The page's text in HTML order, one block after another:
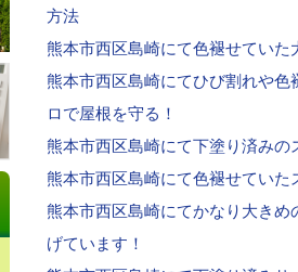
方法
熊本市西区島崎にて色褪せていた
熊本市西区島崎にてひび割れや
ロで屋根を守る！
熊本市西区島崎にて下塗り済みの
熊本市西区島崎にて色褪せていた
熊本市西区島崎にてかなり大き
げています！